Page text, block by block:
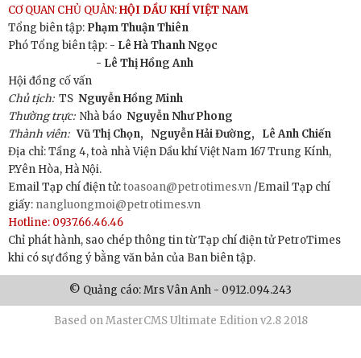
CƠ QUAN CHỦ QUẢN:HỘI DẦU KHÍ VIỆT NAM
Tổng biên tập: Phạm Thuận Thiên
Phó Tổng biên tập: - Lê Hà Thanh Ngọc
- Lê Thị Hồng Anh
Hội đồng cố vấn
Chủ tịch:TS Nguyễn Hồng Minh
Thường trực: Nhà báo Nguyễn Như Phong
Thành viên: Vũ Thị Chọn, Nguyễn Hải Đường,
Lê Anh Chiến
Địa chỉ: Tầng 4, toà nhà Viện Dầu khí Việt Nam 167 Trung Kính,
P.Yên Hòa, Hà Nội.
Email Tạp chí điện tử:toasoan@petrotimes.vn /Email Tạp chí
giấy: nangluongmoi@petrotimes.vn
Hotline: 0937.66.46.46
Chỉ phát hành, sao chép thông tin từ Tạp chí điện tử PetroTimes
khi có sự đồng ý bằng văn bản của Ban biên tập.
© Quảng cáo: Mrs Vân Anh - 0912.094.243
Based on MasterCMS Ultimate Edition v2.8 2018